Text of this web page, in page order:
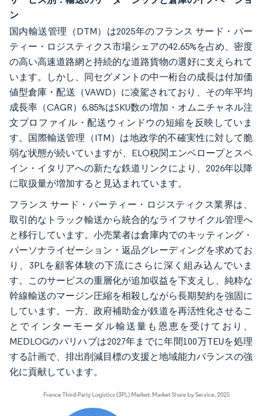
ン
国内輸送管理（DTM）は2025年のフランス サード・パー
ティー・ロジスティクス市場シェアの42.65%を占め、密度
の高い高速道路網と持続的な道路貨物の選好に支えられて
います。しかし、同セグメントの中一桁台の成長は付加価
値型倉庫・配送（VAWD）に凌駕されており、その年平均
成長率（CAGR）6.85%はSKU数の増加・オムニチャネル注
文プロファイル・配送ウィンドウの短縮を反映していま
す。国際輸送管理（ITM）は地政学的不確実性に対して脆
弱な状態が続いていますが、ELO税関エンベロープとスペ
イン・イタリアへの新たな鉄道リンクにより、2026年以降
に取扱量が増加すると見込まれています。
フランス サード・パーティー・ロジスティクス業界は、
取引的なトラック輸送から統合的なライフサイクル管理へ
と移行しています。小売業者は倉庫内でのキッティング・
パーソナライゼーション・返品グレーディングを求めてお
り、3PLを顧客体験の下流にさらに深く組み込んでいま
す。このサービスの重層化が追加収益を下支えし、純粋な
幹線輸送のマージン圧縮を相殺しながら長期契約を強固に
しています。一方、政府補助金が鉄道を再活性化させるこ
とでインターモーダル輸送量も恩恵を受けており、
MEDLOGのパリハブは2027年までに年間100万TEUを処理
する計画で、排出削減目標の支援と地域能力バランスの強
化に貢献しています。